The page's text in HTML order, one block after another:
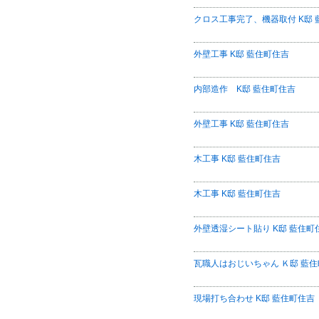
クロス工事完了、機器取付 K邸
外壁工事 K邸 藍住町住吉
内部造作 K邸 藍住町住吉
外壁工事 K邸 藍住町住吉
木工事 K邸 藍住町住吉
木工事 K邸 藍住町住吉
外壁透湿シート貼り K邸 藍住町
瓦職人はおじいちゃん Ｋ邸 藍
現場打ち合わせ K邸 藍住町住吉